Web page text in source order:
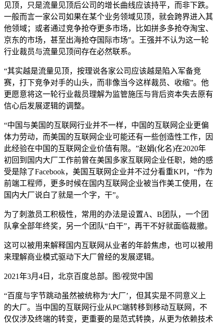
见顶，只是流量见顶后公司的增长曲线应该持平，而非下跌。
一般而言一家公司如果在某个业务领域见顶，就会跨界进入其
他领域；或者通过竞争抢夺更多市场，比如拼多多抢夺淘宝、
京东的市场，甚至出海抢夺国际市场”。王强并不认为这一轮
行业裁员与流量见顶间存在必然联系。
“其实越是流量见顶，按理说各家公司应该越是陷入军备竞
赛，打下竞争对手的山头，而非像当今这样裁员、收缩”。他
更愿意将这一轮行业裁员理解为监管施压与背后资本失去原有
信心后发展逻辑的调整。
“中国与美国的互联网行业并不一样，中国的互联网企业更偏
体力劳动，而美国的互联网企业可能还有一些创造性工作，因
此经验在中国的互联网企业价值有限。”赵娟(化名)在2020年
初回到国内大厂工作前曾在美国多家互联网企业任职，她的感
受是除了Facebook，美国互联网企业并不过分看重KPI，“作为
前端工程师，更多时候在国内互联网企业被当作美工使用，在
国内大厂说白了就是一个字，干”。
为了刺激员工积极性，常用的办法是设置A、B团队，一个团
队拿全部年终奖，另一个团队“白干”，再干不好就面临裁撤。
这可以被用来解释国内互联网从业者的年龄焦虑，也可以被用
来理解商业模式驱动下大厂曾经的发展逻辑。
2021年3月4日，北京百度总部。图/视觉中国
“百度与字节跳动虽然被统称为‘大厂’，但其实是不同意义上
的大厂。当中国的互联网行业从PC端转移到移动互联网，不
仅仅涉及终端的转变，更重要的是范式转换，从更为依赖技术